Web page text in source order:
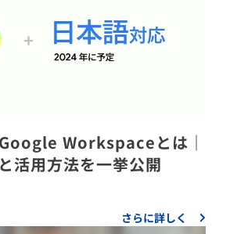
Workspaceとは｜
活用方法を一挙公開
さらに詳しく